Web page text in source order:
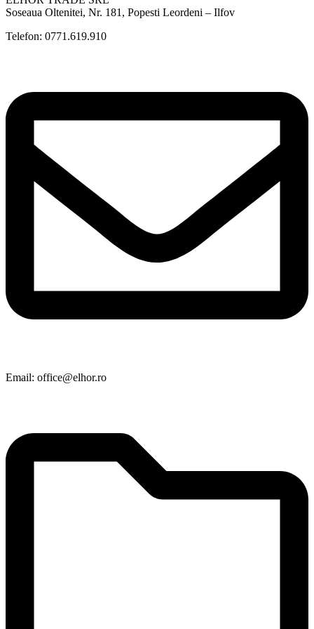
Soseaua Oltenitei, Nr. 181, Popesti Leordeni – Ilfov
Telefon: 0771.619.910
Email: office@elhor.ro